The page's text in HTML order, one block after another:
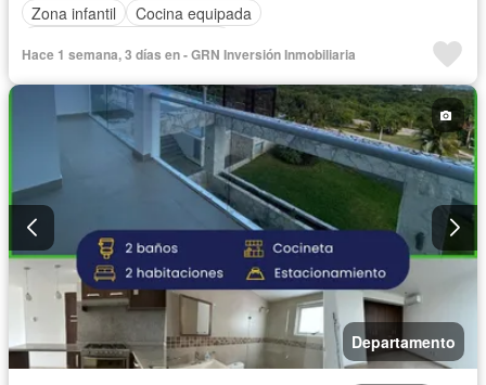
Zona infantil
Cocina equipada
Hace 1 semana, 3 días en - GRN Inversión Inmobiliaria
Departamento